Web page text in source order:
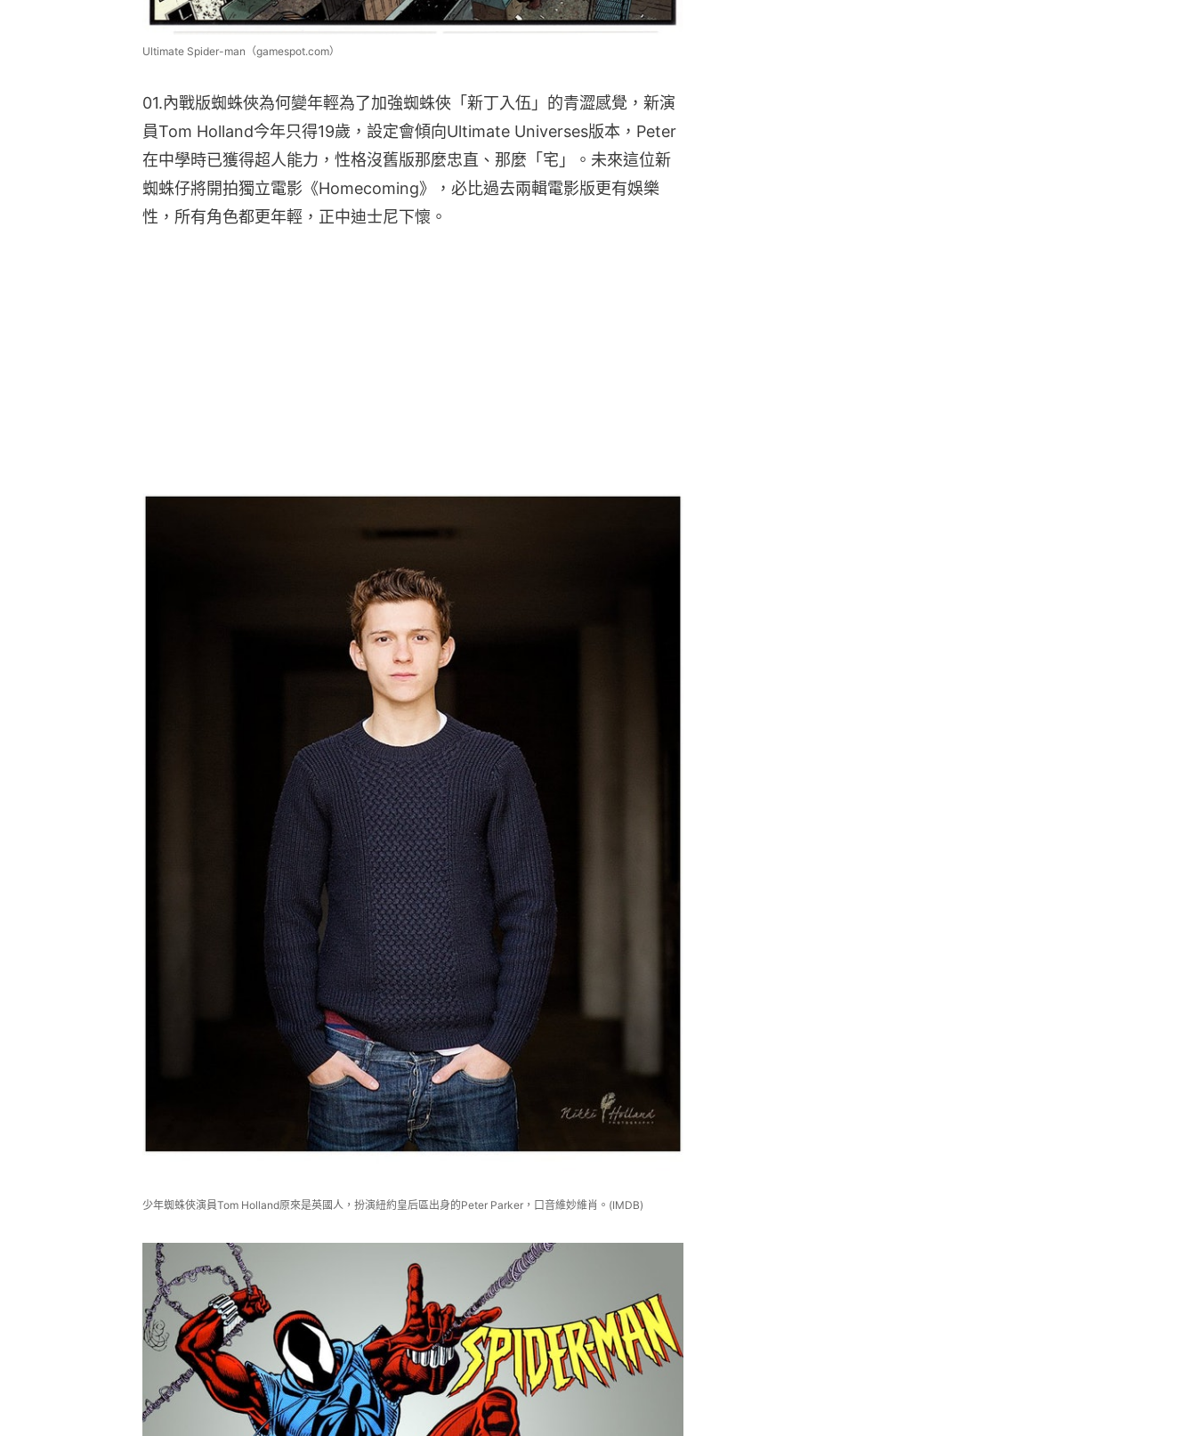
Ultimate Spider-man（gamespot.com）
01.內戰版蜘蛛俠為何變年輕為了加強蜘蛛俠「新丁入伍」的青澀感覺，新演
員Tom Holland今年只得19歲，設定會傾向Ultimate Universes版本，Peter
在中學時已獲得超人能力，性格沒舊版那麼忠直、那麼「宅」。未來這位新
蜘蛛仔將開拍獨立電影《Homecoming》，必比過去兩輯電影版更有娛樂
性，所有角色都更年輕，正中迪士尼下懷。
少年蜘蛛俠演員Tom Holland原來是英國人，扮演紐約皇后區出身的Peter Parker，口音維妙維肖。(IMDB)